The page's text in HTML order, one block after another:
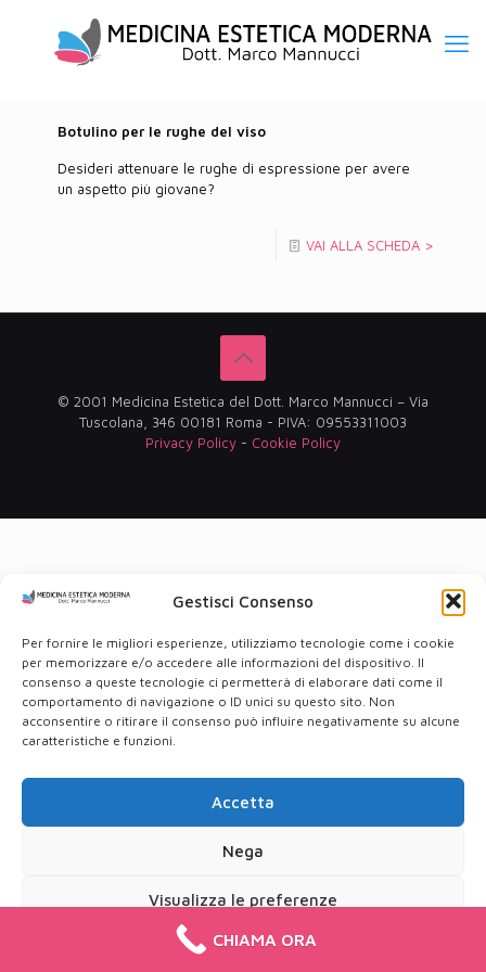
Gestisci Consenso
Per fornire le migliori esperienze, utilizziamo tecnologie come i cookie
per memorizzare e/o accedere alle informazioni del dispositivo. Il
consenso a queste tecnologie ci permetterà di elaborare dati come il
comportamento di navigazione o ID unici su questo sito. Non
acconsentire o ritirare il consenso può influire negativamente su alcune
caratteristiche e funzioni.
Accetta
Nega
Visualizza le preferenze
Cookie PolicyPrivacy Policy
Botulino per le rughe del viso
Desideri attenuare le rughe di espressione per avere
un aspetto più giovane?
VAI ALLA SCHEDA >
© 2001 Medicina Estetica del Dott. Marco Mannucci – Via
Tuscolana, 346 00181 Roma - PIVA: 09553311003
Privacy Policy - Cookie Policy
CHIAMA ORA